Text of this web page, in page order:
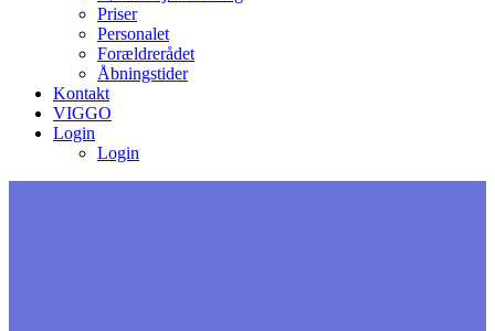
Priser
Personalet
Forældrerådet
Åbningstider
Kontakt
VIGGO
Login
Login